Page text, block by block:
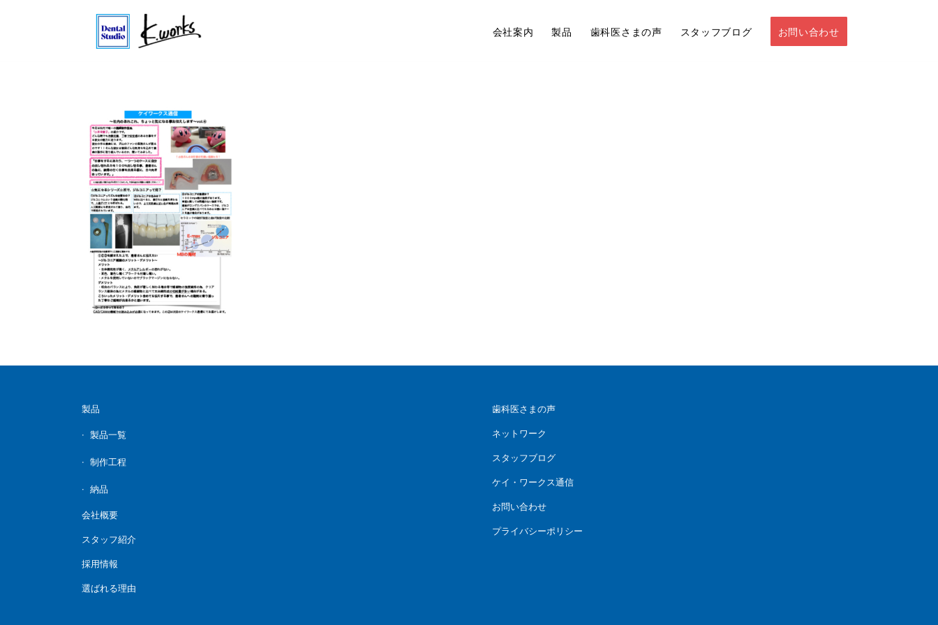
会社案内 製品 歯科医さまの声 スタッフブログ お問い合わせ
製品
製品一覧
制作工程
納品
会社概要
スタッフ紹介
採用情報
選ばれる理由
歯科医さまの声
ネットワーク
スタッフブログ
ケイ・ワークス通信
お問い合わせ
プライバシーポリシー